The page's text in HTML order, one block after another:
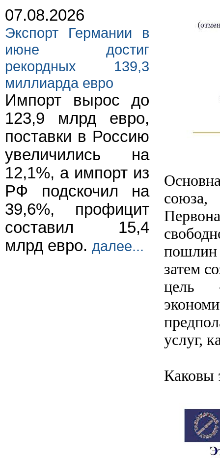
07.08.2026
Экспорт Германии в
июне достиг
рекордных 139,3
миллиарда евро
Импорт вырос до
123,9 млрд евро,
поставки в Россию
увеличились на
12,1%, а импорт из
РФ подскочил на
39,6%, профицит
составил 15,4
млрд евро. далее...
затем
цель
услуг,
Каковы